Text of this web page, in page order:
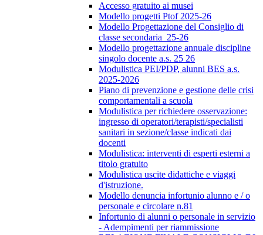
Accesso gratuito ai musei
Modello progetti Ptof 2025-26
Modello Progettazione del Consiglio di
classe secondaria_25-26
Modello progettazione annuale discipline
singolo docente a.s. 25 26
Modulistica PEI/PDP, alunni BES a.s.
2025-2026
Piano di prevenzione e gestione delle crisi
comportamentali a scuola
Modulistica per richiedere osservazione:
ingresso di operatori/terapisti/specialisti
sanitari in sezione/classe indicati dai
docenti
Modulistica: interventi di esperti esterni a
titolo gratuito
Modulistica uscite didattiche e viaggi
d'istruzione.
Modello denuncia infortunio alunno e / o
personale e circolare n.81
Infortunio di alunni o personale in servizio
- Adempimenti per riammissione